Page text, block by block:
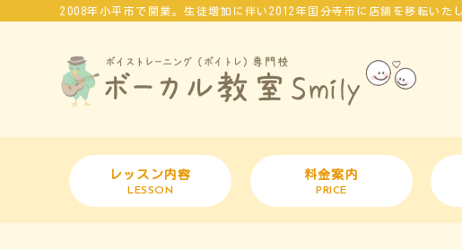
2008年小平市で開業。生徒増加に伴い2012年国分寺市に店舗を移転いた
レッスン内容
LESSON
料金案内
PRICE